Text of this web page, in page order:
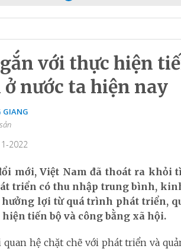
với thực hiện
nước ta hiện nay
GIANG
2022
mới, Việt Nam đã thoát ra khỏi
triển có thu nhập trung bình,
hưởng lợi từ quá trình phát triển,
tiến bộ và công bằng xã hội.
quan hệ chặt chẽ với phát triển và